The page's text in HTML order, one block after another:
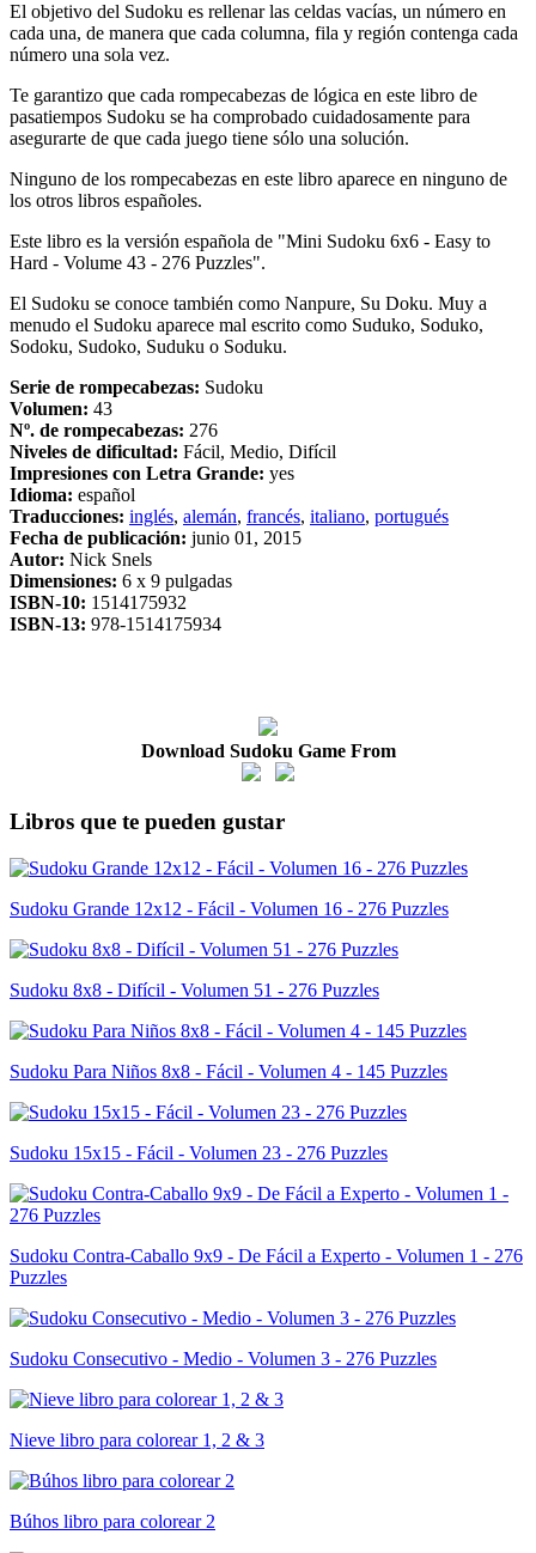
El objetivo del Sudoku es rellenar las celdas vacías, un número en
cada una, de manera que cada columna, fila y región contenga cada
número una sola vez.
Te garantizo que cada rompecabezas de lógica en este libro de
pasatiempos Sudoku se ha comprobado cuidadosamente para
asegurarte de que cada juego tiene sólo una solución.
Ninguno de los rompecabezas en este libro aparece en ninguno de
los otros libros españoles.
Este libro es la versión española de "Mini Sudoku 6x6 - Easy to
Hard - Volume 43 - 276 Puzzles".
El Sudoku se conoce también como Nanpure, Su Doku. Muy a
menudo el Sudoku aparece mal escrito como Suduko, Soduko,
Sodoku, Sudoko, Suduku o Soduku.
Serie de rompecabezas: Sudoku
Volumen: 43
Nº. de rompecabezas: 276
Niveles de dificultad: Fácil, Medio, Difícil
Impresiones con Letra Grande: yes
Idioma: español
Traducciones: inglés, alemán, francés, italiano, portugués
Fecha de publicación: junio 01, 2015
Autor: Nick Snels
Dimensiones: 6 x 9 pulgadas
ISBN-10: 1514175932
ISBN-13: 978-1514175934
Download Sudoku Game From
Libros que te pueden gustar
Sudoku Grande 12x12 - Fácil - Volumen 16 - 276 Puzzles
Sudoku 8x8 - Difícil - Volumen 51 - 276 Puzzles
Sudoku Para Niños 8x8 - Fácil - Volumen 4 - 145 Puzzles
Sudoku 15x15 - Fácil - Volumen 23 - 276 Puzzles
Sudoku Contra-Caballo 9x9 - De Fácil a Experto - Volumen 1 - 276
Puzzles
Sudoku Consecutivo - Medio - Volumen 3 - 276 Puzzles
Nieve libro para colorear 1, 2 & 3
Búhos libro para colorear 2